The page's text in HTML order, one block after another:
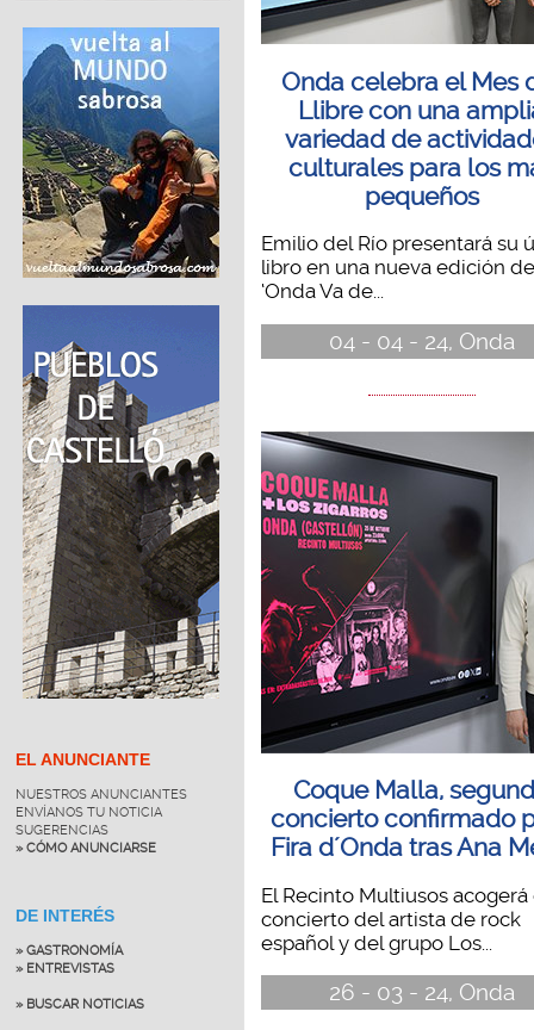
EL ANUNCIANTE
NUESTROS ANUNCIANTES
ENVÍANOS TU NOTICIA
SUGERENCIAS
» CÓMO ANUNCIARSE
DE INTERÉS
» GASTRONOMÍA
» ENTREVISTAS
» BUSCAR NOTICIAS
Onda celebra el Mes
Llibre con una
variedad de
culturales para los
pequeños
Emilio del Río presentará su
libro en una nueva edición de
‘Onda Va de...
04 - 04 - 24, Onda
Coque Malla,
concierto confirmado
Fira d´Onda tras Ana
El Recinto Multiusos acogerá
concierto del artista de rock
español y del grupo Los...
26 - 03 - 24, Onda